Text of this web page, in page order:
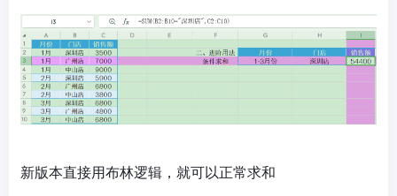
新版本直接用布林逻辑，就可以正常求和